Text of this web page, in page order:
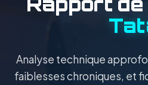
Analyse technique
faiblesses chroniques, et